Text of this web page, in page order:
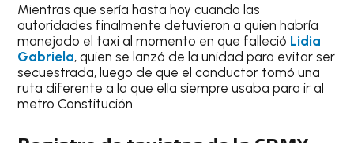
Mientras que sería hasta hoy cuando las
autoridades finalmente detuvieron a quien habría
manejado el taxi al momento en que falleció Lidia
Gabriela, quien se lanzó de la unidad para evitar ser
secuestrada, luego de que el conductor tomó una
ruta diferente a la que ella siempre usaba para ir al
metro Constitución.